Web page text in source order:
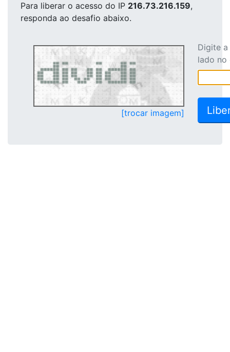
Para liberar o acesso do IP 216.73.216.159,
responda ao desafio abaixo.
[trocar imagem]
Digite
lado no